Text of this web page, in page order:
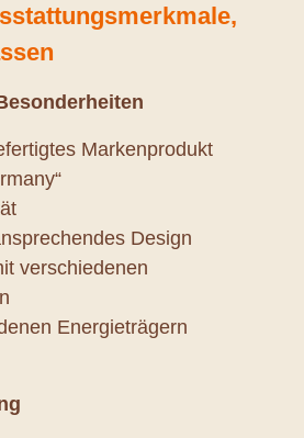
Markenprodukt
Design
verschiedenen
Energieträgern